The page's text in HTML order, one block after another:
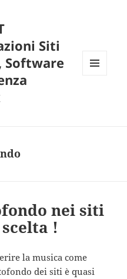
Siti
Software
nei siti
!
la musica come
dei siti è quasi